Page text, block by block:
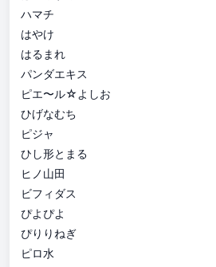
ハマチ
はやけ
はるまれ
パンダエキス
ピエ〜ル☆よしお
ひげなむち
ピジャ
ひし形とまる
ヒノ山田
ビフィダス
ぴよぴよ
ぴりりねぎ
ピロ水